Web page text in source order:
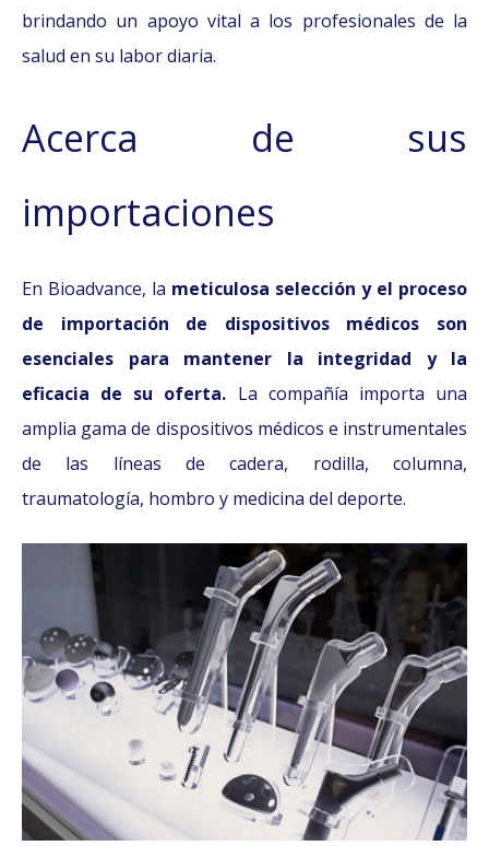
brindando un apoyo vital a los profesionales de la
salud en su labor diaria.
Acerca de sus
importaciones
En Bioadvance, la meticulosa selección y el proceso
de importación de dispositivos médicos son
esenciales para mantener la integridad y la
eficacia de su oferta. La compañía importa una
amplia gama de dispositivos médicos e instrumentales
de las líneas de cadera, rodilla, columna,
traumatología, hombro y medicina del deporte.